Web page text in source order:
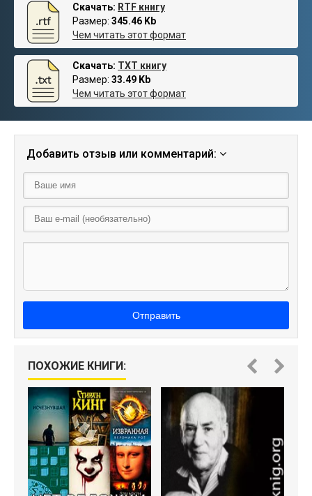
Скачать: RTF книгу
Размер: 345.46 Kb
Чем читать этот формат
Скачать: TXT книгу
Размер: 33.49 Kb
Чем читать этот формат
Добавить отзыв или комментарий:
Отправить
ПОХОЖИЕ КНИГИ: